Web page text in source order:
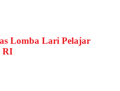
Lomba Lari Pelajar
RI